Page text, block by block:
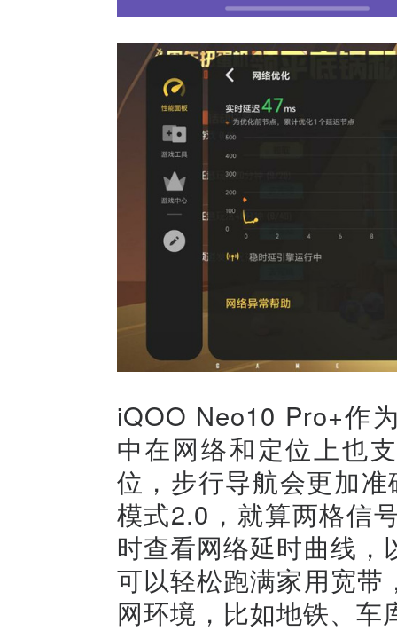
iQOO Neo10 Pro+作
中在网络和定位上也
位，步行导航会更加
模式2.0，就算两格信
时查看网络延时曲线
可以轻松跑满家用宽
网环境，比如地铁、车